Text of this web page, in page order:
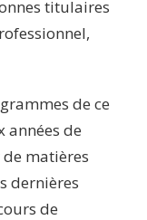
titulaires
de ce
années de
matières
dernières
de